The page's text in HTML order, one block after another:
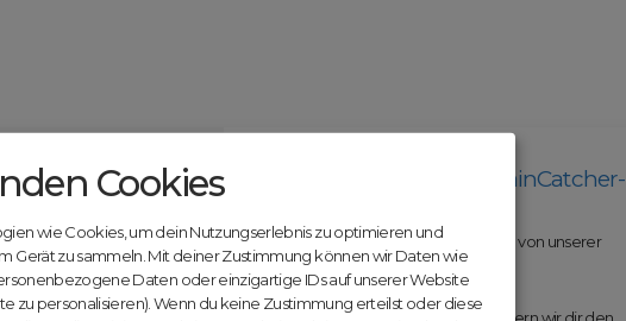
Anmeldung bei
Werde jetzt Teil der DomainCatcher-
Nutze unsere Erfahrung und profitiere von unserer
innovativen Plattform:
Mit Domex und ODM erleichtern wir dir den
Cookies
wie Cookies, um dein Nutzungserlebnis zu optimieren und
Gerät zu sammeln. Mit deiner Zustimmung können wir Daten wie
Daten oder einzigartige IDs auf unserer Website
zu personalisieren). Wenn du keine Zustimmung erteilst oder diese